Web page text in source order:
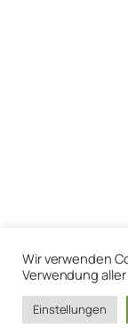
Wir verwenden
Verwendung
Einstellungen